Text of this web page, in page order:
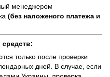
менеджером
(без наложеного платежа и
только после проверки
дней. В случае, если